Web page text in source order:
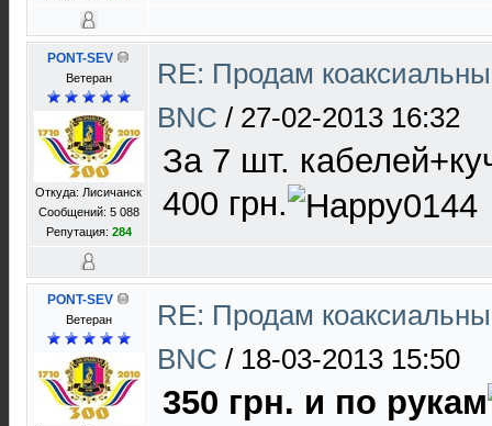
PONT-SEV
Ветеран
Откуда: Лисичанск
Сообщений: 5 088
Репутация: 284
RE: Продам
BNC / 27-02-2013 16:32
За 7 шт.
400 грн.
PONT-SEV
Ветеран
RE: Продам
BNC / 18-03-2013 15:50
350 грн. и по рукам